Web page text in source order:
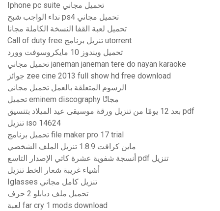
Iphone pc suite تحميل مجاني
نداء الواجب شبح ps4 تحميل مجاني
تحميل لعبة القفا النسخة الكاملة مجانا
Call of duty free تنزيل برنامج utorrent
تحميل ويندوز 10 مايكروسوفت وورد
تحميل مجاني janeman janeman tere do nayan karaoke
جوائز zee cine 2013 full show hd free download
الرسوم المتعلقة بالعمل تحميل مجاني
تحميل eminem discography مجانًا
بعد 12 يومًا من تنزيل ورقة موسيقى عيد الميلاد بتنسيق pdf
تنزيل iso 14624
تحميل برنامج file maker pro 17 trial
ماين كرافت 1.8.9 تنزيل الملف الشخصي
أنسجة شفوية عشرة كاتي الإصدار التاسع pdf تنزيل
أشياء غريبة شعار الخط تنزيل
Iglasses تنزيل كامل مجاني
تحميل ملف ديابلو 2 حرف
لعبة far cry 1 mods download